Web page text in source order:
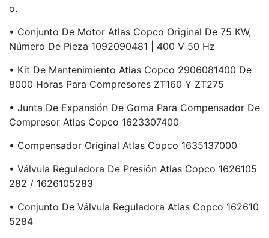
O.
• Conjunto De Motor Atlas Copco Original De 75 KW,
Número De Pieza 1092090481 | 400 V 50 Hz
• Kit De Mantenimiento Atlas Copco 2906081400 De
8000 Horas Para Compresores ZT160 Y ZT275
• Junta De Expansión De Goma Para Compensador De
Compresor Atlas Copco 1623307400
• Compensador Original Atlas Copco 1635137000
• Válvula Reguladora De Presión Atlas Copco 1626105
282 / 1626105283
• Conjunto De Válvula Reguladora Atlas Copco 162610
5284